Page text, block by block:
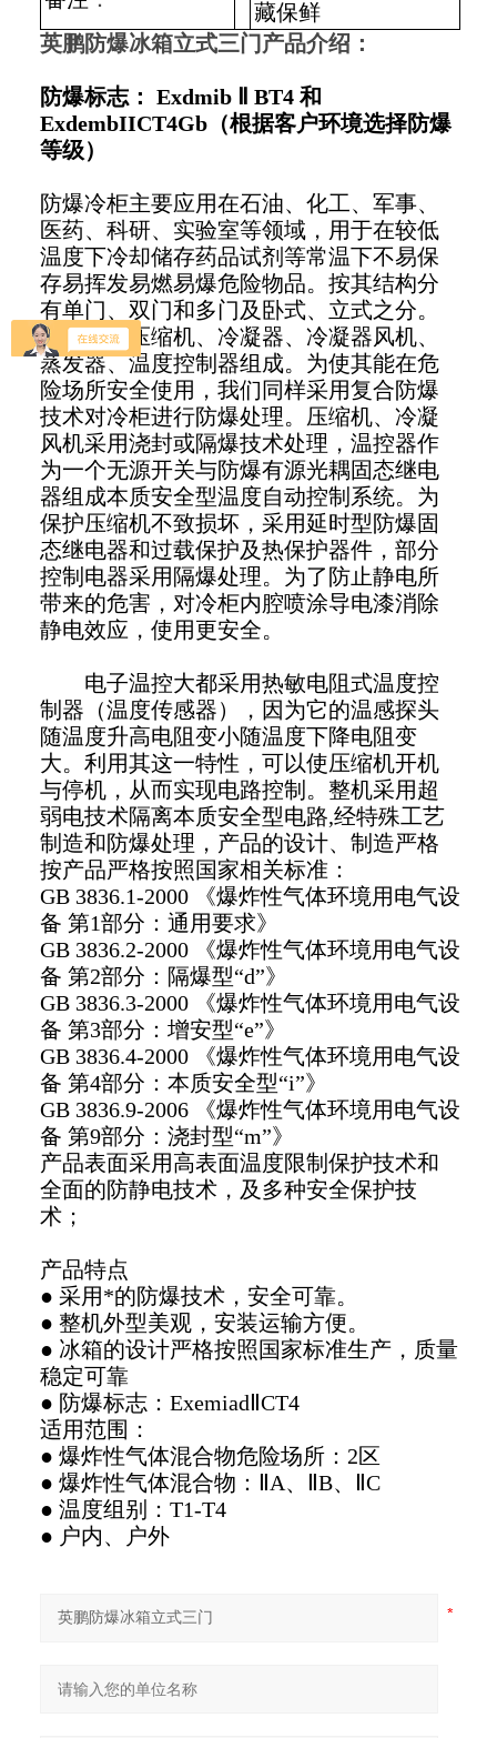
藏保鲜
英鹏防爆冰箱立式三门产品介绍：
防爆标志： Exdmib Ⅱ BT4 和
ExdembIICT4Gb（根据客户环境选择防爆
等级）
防爆冷柜主要应用在石油、化工、军事、
医药、科研、实验室等领域，用于在较低
温度下冷却储存药品试剂等常温下不易保
存易挥发易燃易爆危险物品。按其结构分
有单门、双门和多门及卧式、立式之分。
它由制冷压缩机、冷凝器、冷凝器风机、
蒸发器、温度控制器组成。为使其能在危
险场所安全使用，我们同样采用复合防爆
技术对冷柜进行防爆处理。压缩机、冷凝
风机采用浇封或隔爆技术处理，温控器作
为一个无源开关与防爆有源光耦固态继电
器组成本质安全型温度自动控制系统。为
保护压缩机不致损坏，采用延时型防爆固
态继电器和过载保护及热保护器件，部分
控制电器采用隔爆处理。为了防止静电所
带来的危害，对冷柜内腔喷涂导电漆消除
静电效应，使用更安全。
电子温控大都采用热敏电阻式温度控
制器（温度传感器），因为它的温感探头
随温度升高电阻变小随温度下降电阻变
大。利用其这一特性，可以使压缩机开机
与停机，从而实现电路控制。整机采用超
弱电技术隔离本质安全型电路,经特殊工艺
制造和防爆处理，产品的设计、制造严格
按产品严格按照国家相关标准：
GB 3836.1-2000 《爆炸性气体环境用电气设
备 第1部分：通用要求》
GB 3836.2-2000 《爆炸性气体环境用电气设
备 第2部分：隔爆型“d”》
GB 3836.3-2000 《爆炸性气体环境用电气设
备 第3部分：增安型“e”》
GB 3836.4-2000 《爆炸性气体环境用电气设
备 第4部分：本质安全型“i”》
GB 3836.9-2006 《爆炸性气体环境用电气设
备 第9部分：浇封型“m”》
产品表面采用高表面温度限制保护技术和
全面的防静电技术，及多种安全保护技
术；
产品特点
● 采用*的防爆技术，安全可靠。
● 整机外型美观，安装运输方便。
● 冰箱的设计严格按照国家标准生产，质量
稳定可靠
● 防爆标志：ExemiadⅡCT4
适用范围：
● 爆炸性气体混合物危险场所：2区
● 爆炸性气体混合物：ⅡA、ⅡB、ⅡC
● 温度组别：T1-T4
● 户内、户外